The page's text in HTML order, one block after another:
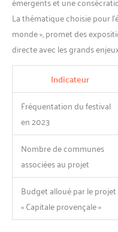
La thématique choisie pour
monde », promet des
directe avec les grands
Indicateur
Fréquentation du festival
en 2023
Nombre de communes
associées au projet
Budget alloué par le projet
« Capitale provençale »